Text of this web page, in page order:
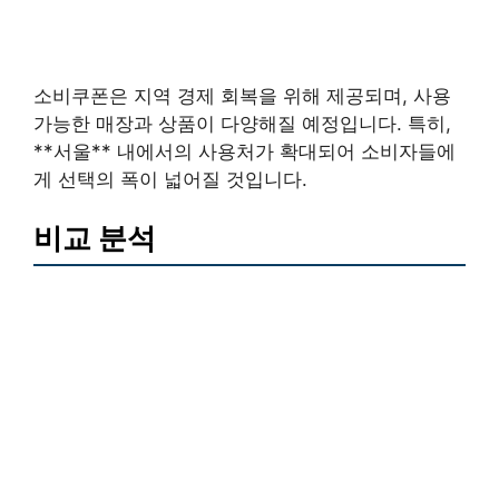
소비쿠폰은 지역 경제 회복을 위해 제공되며, 사용
가능한 매장과 상품이 다양해질 예정입니다. 특히,
**서울** 내에서의 사용처가 확대되어 소비자들에
게 선택의 폭이 넓어질 것입니다.
비교 분석